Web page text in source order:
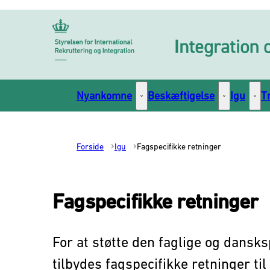
Nyankomne Nyankomne - Flere links
Beskæftigelse Igu Igu
Forside Igu Fagspecifikke retninger
Fagspecifikke retninger
For at støtte den faglige og
tilbydes fagspecifikke retninger til